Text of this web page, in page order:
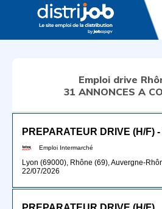
Emploi drive
31 ANNONCES A
PREPARATEUR DRIVE (H/F)
Emploi Intermarché
Lyon (69000), Rhône (69), Auvergne-
22/07/2026